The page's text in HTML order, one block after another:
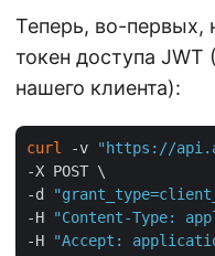
Теперь, во-первых,
токен доступа JWT
нашего клиента):
curl -v "https://
-X POST \
-d
-H
"Content-Type:
-H
"Accept: